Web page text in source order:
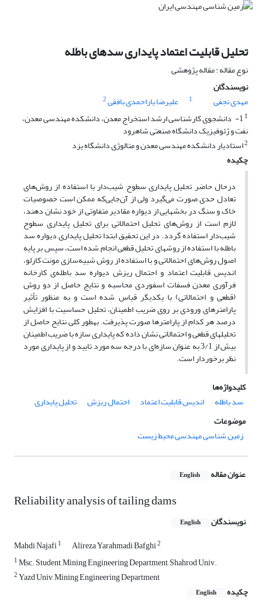
تحلیل قابلیت اعتماد پایداری سدهای باطله
نوع مقاله : مقاله پژوهشی
نویسندگان
مهدی نجفی
1 علیرضا یاراحمدی بافقی2
1 1- دانشجوی کارشناسی ارشد استخراج معدن، دانشکده مهندسی معدن،
نفت و ژئوفیزیک دانشگاه صنعتی شاهرود
2استادیار دانشکده مهندسی معدن و متالوژی دانشگاه یزد
چکیده
درحال حاضر تحلیل پایداری سطوح شیب‌دار با استفاده از روش‌های
تعادل حدی صورت می‌گیرد ولی از آن‌جایی‌که ممکن است خصوصیات
خاک و سنگ در بخش­هایی از دیواره مقادیر متفاوتی از خود نشان دهند،
لازم است از روش‌های تحلیل احتمالاتی برای تحلیل پایداری سطوح
شیب‌دار استفاده گردد. در این تحقیق ابتدا تحلیل پایداری دیواره سد
باطله با استفاده از روش­های تحلیل قطعی انجام شده است، سپس بر پایه
اصول روش‌های احتمالاتی و با استفاده از روش شبیه‌سازی مونت کارلو،
اندیس قابلیت اعتماد و احتمال ریزش دیواره سد باطله‌ی کارخانه
فرآوری معدن فسفات اسفوردی محاسبه و نتایج حاصل از دو روش
(قطعی و احتمالاتی) با یکدیگر قیاس شده است و به منظور تأثیر
پارامترهای ورودی بر روی ضریب اطمینان، تحلیل حساسیت با افزایش
درصد هر کدام از پارامترها صورت پذیرفت. به­طور کلی نتایح حاصل از
تحلیل­های قطعی و احتمالاتی نشان داده که پایداری سازه با ضریب اطمینان
بیش از 3/1 به عنوان سازه‌ای با درجه سه مورد تایید و از پایداری مورد
نظر برخوردار است.
کلیدواژه‌ها
سد باطله
اندیس قابلیت اعتماد احتمال ریزش
تحلیل پایداری
موضوعات
زمین شناسی مهندسی محیط زیست
عنوان مقاله English
Reliability analysis of tailing dams
نویسندگان English
Mahdi Najafi1 Alireza Yarahmadi Bafghi2
1Msc. Student, Mining Engineering Department, Shahrod Univ.
2Yazd Univ, Mining Engineering Department
چکیده
English